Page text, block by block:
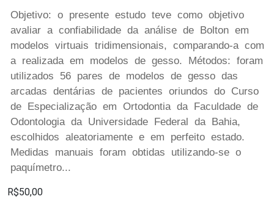
Objetivo: o presente estudo teve como objetivo
avaliar a confiabilidade da análise de Bolton em
modelos virtuais tridimensionais, comparando-a com
a realizada em modelos de gesso. Métodos: foram
utilizados 56 pares de modelos de gesso das
arcadas dentárias de pacientes oriundos do Curso
de Especialização em Ortodontia da Faculdade de
Odontologia da Universidade Federal da Bahia,
escolhidos aleatoriamente e em perfeito estado.
Medidas manuais foram obtidas utilizando-se o
paquímetro...
R$50,00